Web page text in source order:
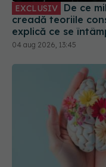
EXCLUSIV
creadă teoriile
explică ce se
04 aug 2026, 13:45